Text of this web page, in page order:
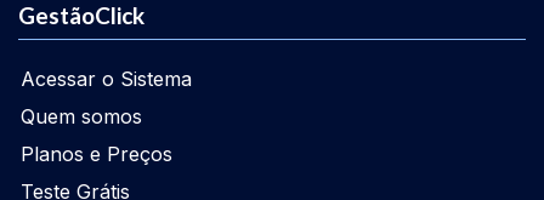
GestãoClick
Acessar o Sistema
Quem somos
Planos e Preços
Teste Grátis